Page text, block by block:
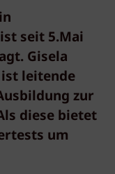
seit 5.Mai
Gisela
leitende
zur
diese bietet
um